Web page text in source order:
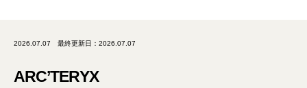
2026.07.07 最終更新日：2026.07.07
ARC’TERYX